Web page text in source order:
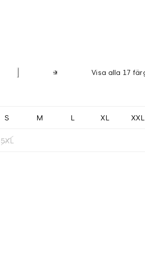
Visa alla 17
S M L XL XXL
5XL